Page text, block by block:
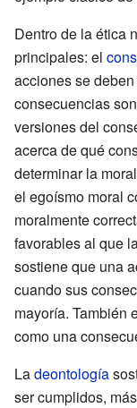
Dentro de la ética
principales: el
acciones se
consecuencias
versiones del
acerca de qué
determinar la
el egoísmo moral
moralmente
favorables al que
sostiene que una
cuando sus
mayoría. También
como una
Ladeontología
ser cumplidos,